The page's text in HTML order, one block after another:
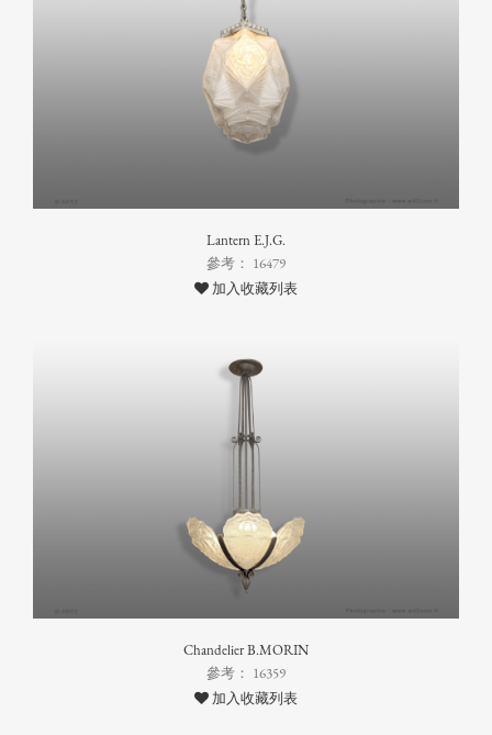
Lantern E.J.G.
參考： 16479
加入收藏列表
Chandelier B.MORIN
參考： 16359
加入收藏列表